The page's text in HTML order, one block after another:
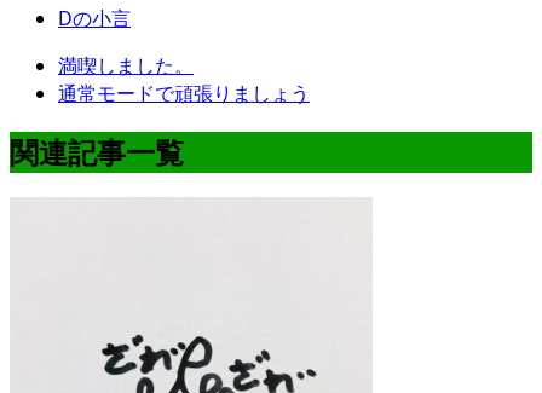
Dの小言
満喫しました。
通常モードで頑張りましょう
関連記事一覧